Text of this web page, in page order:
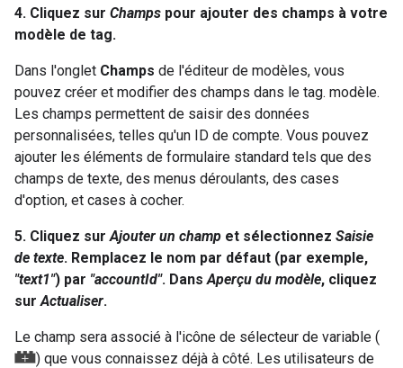
4. Cliquez sur Champs pour ajouter des champs à votre
modèle de tag.
Dans l'onglet Champs de l'éditeur de modèles, vous
pouvez créer et modifier des champs dans le tag. modèle.
Les champs permettent de saisir des données
personnalisées, telles qu'un ID de compte. Vous pouvez
ajouter les éléments de formulaire standard tels que des
champs de texte, des menus déroulants, des cases
d'option, et cases à cocher.
5. Cliquez surAjouter un champ et sélectionnez Saisie
de texte. Remplacez le nom par défaut (par exemple,
"text1") par "accountId". DansAperçu du modèle, cliquez
surActualiser.
Le champ sera associé à l'icône de sélecteur de variable (
) que vous connaissez déjà à côté. Les utilisateurs de